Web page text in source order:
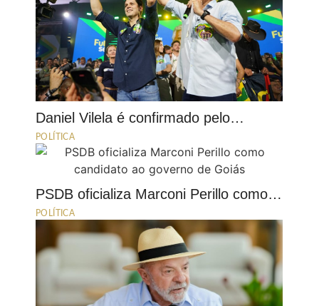
Daniel Vilela é confirmado pelo…
POLÍTICA
PSDB oficializa Marconi Perillo como…
POLÍTICA